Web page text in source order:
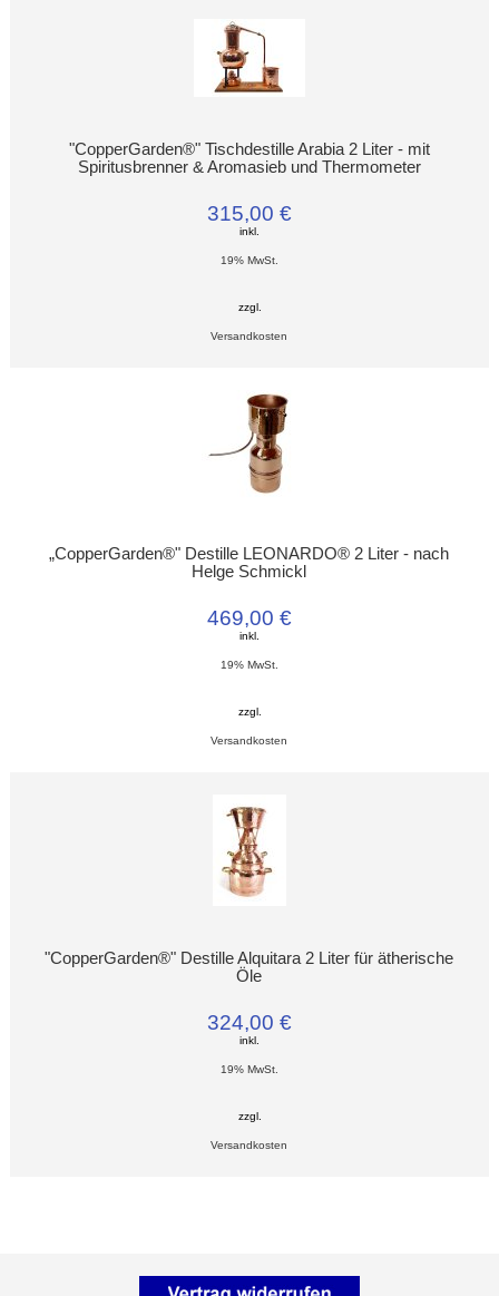
"CopperGarden®" Tischdestille Arabia 2 Liter - mit
Spiritusbrenner & Aromasieb und Thermometer
315,00 €
inkl.
19% MwSt.
zzgl.
Versandkosten
„CopperGarden®" Destille LEONARDO® 2 Liter - nach
Helge Schmickl
469,00 €
inkl.
19% MwSt.
zzgl.
Versandkosten
"CopperGarden®" Destille Alquitara 2 Liter für ätherische
Öle
324,00 €
inkl.
19% MwSt.
zzgl.
Versandkosten